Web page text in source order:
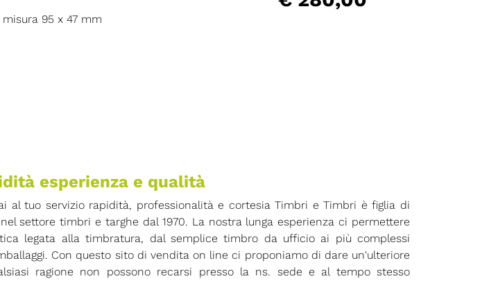
95 x 47 mm
esperienza e qualità
al tuo servizio rapidità, professionalità e cortesia Timbri e Timbri è figlia di
settore timbri e targhe dal 1970. La nostra lunga esperienza ci permettere
legata alla timbratura, dal semplice timbro da ufficio ai più complessi
Con questo sito di vendita on line ci proponiamo di dare un'ulteriore
ragione non possono recarsi presso la ns. sede e al tempo stesso